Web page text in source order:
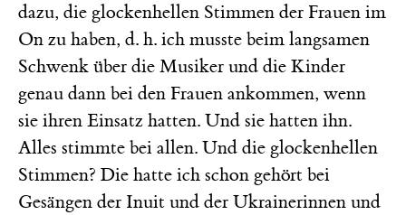
dazu, die glockenhellen Stimmen der Frauen im
On zu haben, d. h. ich musste beim langsamen
Schwenk über die Musiker und die Kinder
genau dann bei den Frauen ankommen, wenn
sie ihren Einsatz hatten. Und sie hatten ihn.
Alles stimmte bei allen. Und die glockenhellen
Stimmen? Die hatte ich schon gehört bei
Gesängen der Inuit und der Ukrainerinnen und